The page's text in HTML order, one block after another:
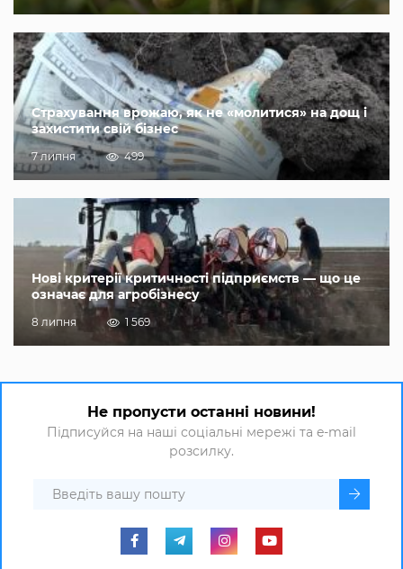
Страхування врожаю, як не «молитися» на дощ і
захистити свій бізнес
7 липня 499
Нові критерії критичності підприємств — що це
означає для агробізнесу
8 липня 1 569
Не пропусти останні новини!
Підписуйся на наші соціальні мережі та e-mail
розсилку.